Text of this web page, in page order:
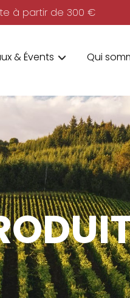
à partir de 300 €
& Évents Qui